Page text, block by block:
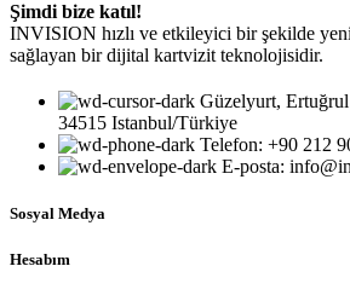
Şimdi bize katıl!
INVISION hızlı ve etkileyici bir şekilde yeni
sağlayan bir dijital kartvizit teknolojisidir.
Güzelyurt,
34515 Istanbul/Türkiye
Telefon: +90 212
E-posta:
Sosyal Medya
Hesabım